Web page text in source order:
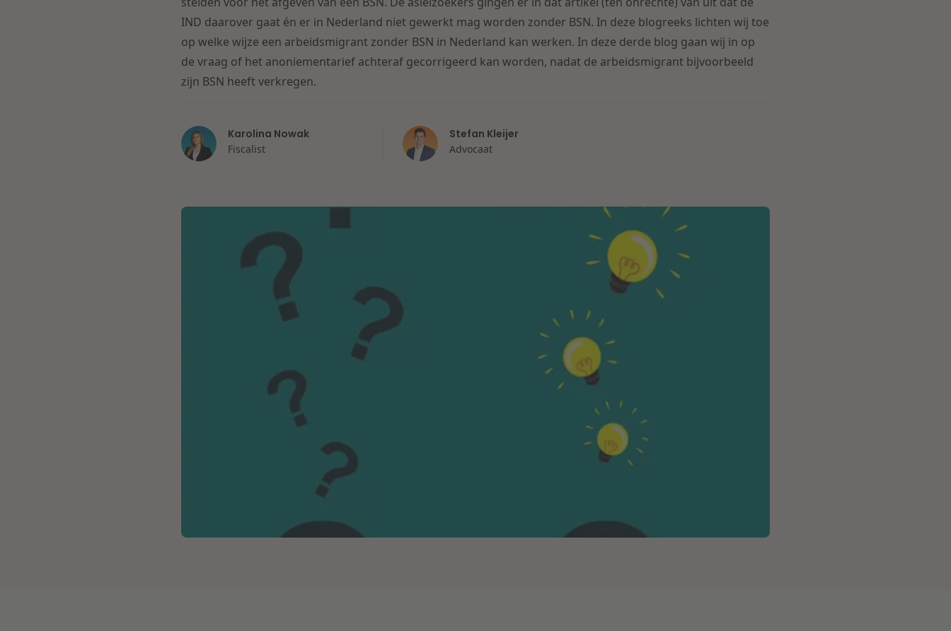
IND daarover gaat én er in Nederland niet gewerkt mag worden zonder BSN. In deze blogreeks lichten wij toe
op welke wijze een arbeidsmigrant zonder BSN in Nederland kan werken. In deze derde blog gaan wij in op
de vraag of het anoniementarief achteraf gecorrigeerd kan worden, nadat de arbeidsmigrant bijvoorbeeld
zijn BSN heeft verkregen.
Karolina Nowak
Fiscalist
Stefan Kleijer
Advocaat